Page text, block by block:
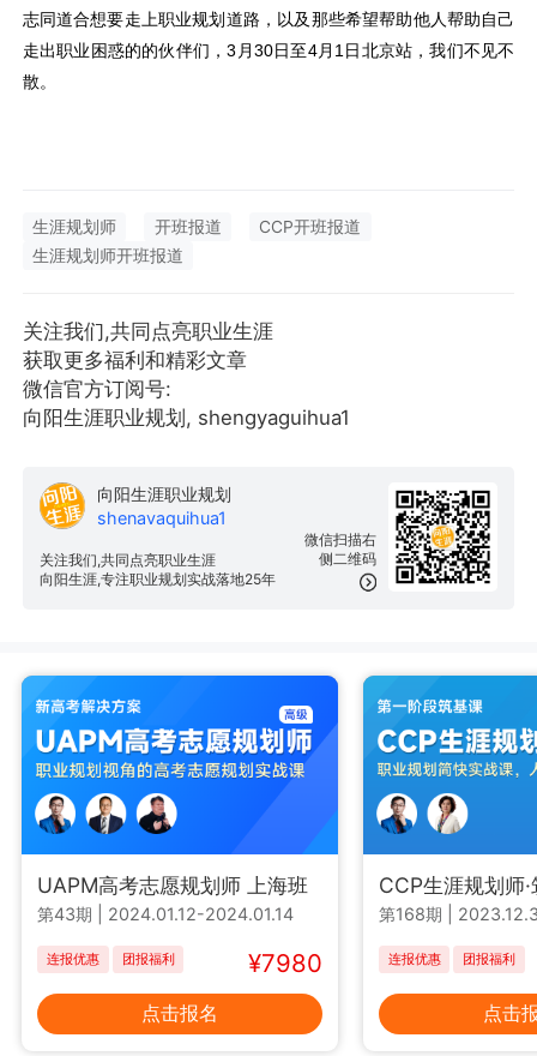
志同道合想要走上职业规划道路，以及那些希望帮助他人帮助自己
走出职业困惑的的伙伴们，3月30日至4月1日北京站，我们不见不
散。
生涯规划师 开班报道
CCP开班报道
生涯规划师开班报道
关注我们,共同点亮职业生涯
获取更多福利和精彩文章
微信官方订阅号:
向阳生涯职业规划, shengyaguihua1
微信扫描右
侧二维码
向阳生涯职业规划
shenavaquihua1
关注我们,共同点亮职业生涯
向阳生涯,专注职业规划实战落地25年
UAPM高考志愿规划师 上海班
第43期 2024.01.12-2024.01.14
连报优惠 团报福利 ¥7980
点击报名
CCP生涯规划师
第168期
连报优惠 团报福利
点击